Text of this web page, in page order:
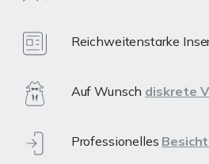
Reichweitenstarke
Auf Wunsch diskrete
Professionelles